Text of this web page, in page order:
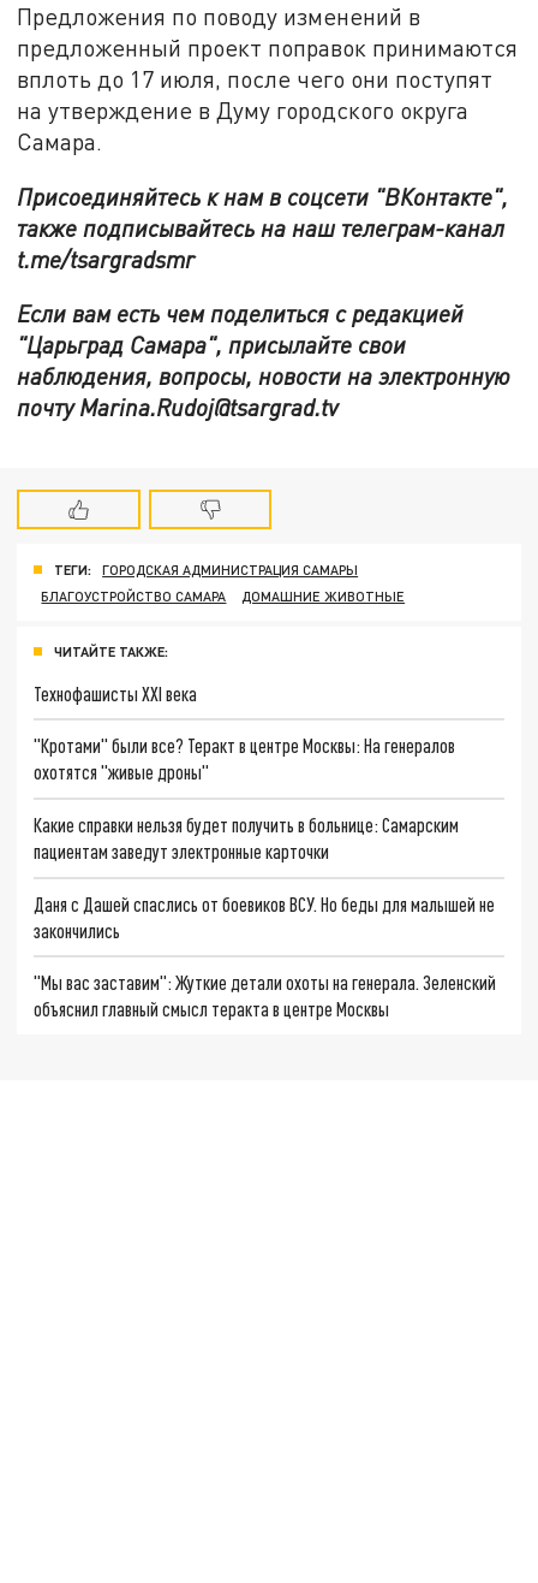
Предложения по поводу изменений в
предложенный проект поправок принимаются
вплоть до 17 июля, после чего они поступят
на утверждение в Думу городского округа
Самара.
Присоединяйтесь к нам в соцсети "ВКонтакте",
также подписывайтесь на наш телеграм-канал
t.me/tsargradsmr
Если вам есть чем поделиться с редакцией
"Царьград Самара", присылайте свои
наблюдения, вопросы, новости на электронную
почту Marina.Rudoj@tsargrad.tv
ТЕГИ:
ГОРОДСКАЯ АДМИНИСТРАЦИЯ САМАРЫ
БЛАГОУСТРОЙСТВО САМАРА
ДОМАШНИЕ ЖИВОТНЫЕ
ЧИТАЙТЕ ТАКЖЕ:
Технофашисты XXI века
"Кротами" были все? Теракт в центре Москвы: На генералов
охотятся "живые дроны"
Какие справки нельзя будет получить в больнице: Самарским
пациентам заведут электронные карточки
Даня с Дашей спаслись от боевиков ВСУ. Но беды для малышей не
закончились
"Мы вас заставим": Жуткие детали охоты на генерала. Зеленский
объяснил главный смысл теракта в центре Москвы